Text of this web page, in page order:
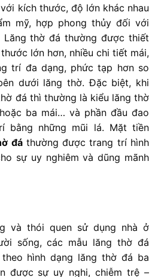
kích thước, độ lớn khác nhau
mỹ, hợp phong thủy đối với
thờ đá thường được thiết
lớn hơn, nhiều chi tiết mái,
trí đa dạng, phức tạp hơn so
dưới lăng thờ. Đặc biệt, khi
đá thì thường là kiểu lăng thờ
ba mái… và phần đầu đao
bằng những mũi lá. Mặt tiền
đáthường được trang trí hình
sự uy nghiêm và dũng mãnh
và thói quen sử dụng nhà ở
sống, các mẫu lăng thờ đá
hình dạng lăng thờ đá ba
được sự uy nghi, chiễm trệ –